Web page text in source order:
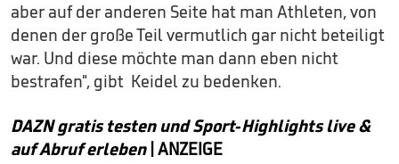
aber auf der anderen Seite hat man Athleten, von
denen der große Teil vermutlich gar nicht beteiligt
war. Und diese möchte man dann eben nicht
bestrafen", gibt Keidel zu bedenken.
DAZN gratis testen und Sport-Highlights live &
auf Abruf erleben | ANZEIGE